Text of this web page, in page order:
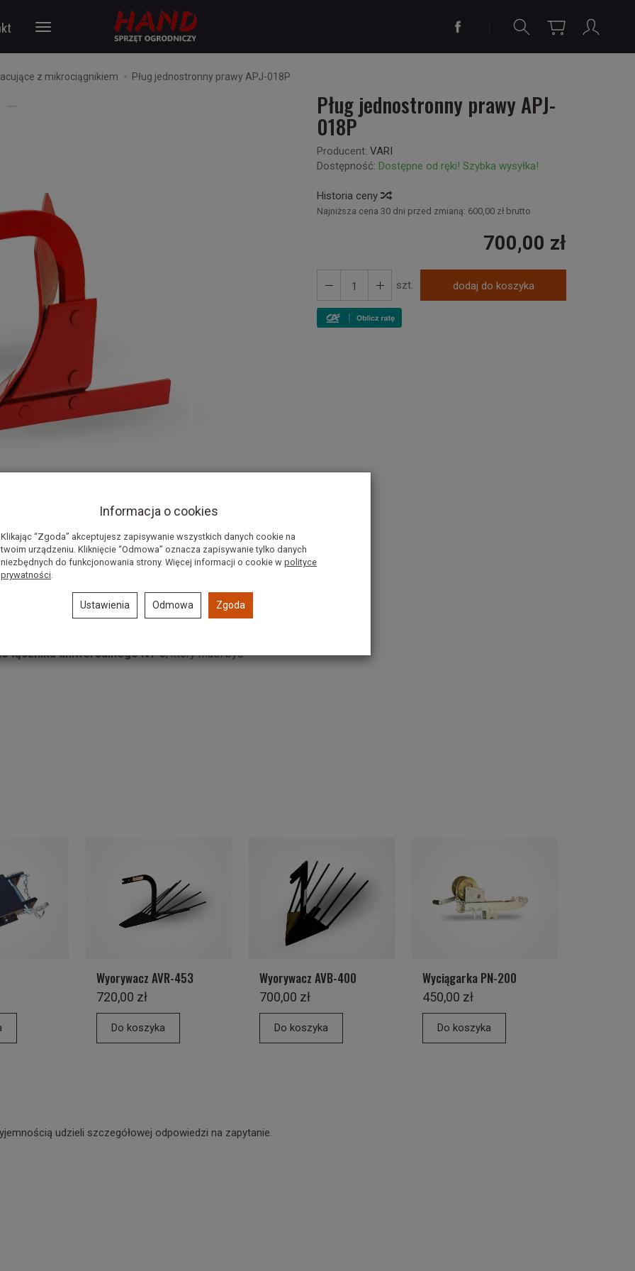
z mikrociągnikiem Pług jednostronny prawy APJ-018P
Pług jednostronny prawy APJ-
018P
Producent: VARI
Dostępność: Dostępne od ręki! Szybka wysyłka!
Historia ceny
Najniższa cena 30 dni przed zmianą: 600,00 zł brutto
700,00 zł
szt. dodaj do koszyka
prawy
obejść pole i orać niezmiennie w tym samym
łącznika uniwersalnego NT-3, który musi być
Wyorywacz AVR-453
720,00 zł
Do koszyka
Wyorywacz AVB-400
700,00 zł
Do koszyka
Wyciągarka PN-200
450,00 zł
Do koszyka
udzieli szczegółowej odpowiedzi na zapytanie.
Informacja o cookies
Klikając “Zgoda” akceptujesz zapisywanie wszystkich danych cookie na
twoim urządzeniu. Kliknięcie “Odmowa” oznacza zapisywanie tylko danych
niezbędnych do funkcjonowania strony. Więcej informacji o cookie w polityce
prywatności.
Ustawienia Odmowa Zgoda